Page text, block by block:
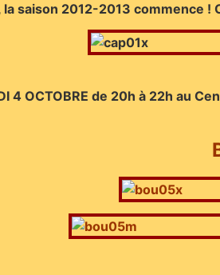
la saison 2012-2013 commence
4 OCTOBRE de 20h à 22h au